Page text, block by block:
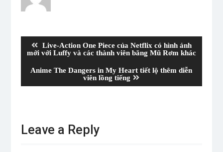
Previous
post:
Live-Action One Piece của Netflix có hình ảnh
mới với Luffy và các thành viên băng Mũ Rơm khác
Next
Anime The Dangers in My Heart tiết lộ thêm diễn
viên lồng tiếng
Leave a Reply